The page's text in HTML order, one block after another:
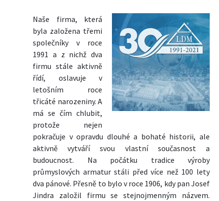
Naše firma, která
byla založena třemi
společníky v roce
1991 a z nichž dva
firmu stále aktivně
řídí, oslavuje v
letošním roce
třicáté narozeniny. A
má se čím chlubit,
protože nejen
pokračuje v opravdu dlouhé a bohaté historii, ale
aktivně vytváří svou vlastní současnost a
budoucnost. Na počátku tradice výroby
průmyslových armatur stáli před více než 100 lety
dva pánové. Přesně to bylo v roce 1906, kdy pan Josef
Jindra založil firmu se stejnojmenným názvem.